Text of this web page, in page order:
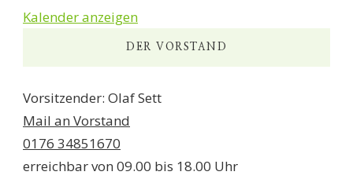
Kalender anzeigen
DER VORSTAND
Vorsitzender: Olaf Sett
Mail an Vorstand
0176 34851670
erreichbar von 09.00 bis 18.00 Uhr